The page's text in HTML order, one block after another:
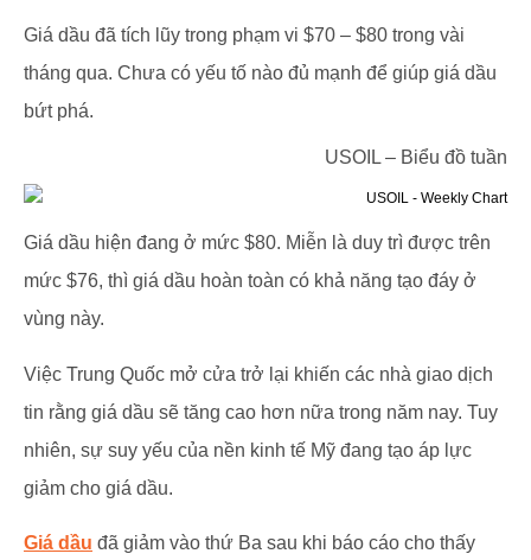
Giá dầu đã tích lũy trong phạm vi $70 – $80 trong vài
tháng qua. Chưa có yếu tố nào đủ mạnh để giúp giá dầu
bứt phá.
USOIL – Biểu đồ tuần
Giá dầu hiện đang ở mức $80. Miễn là duy trì được trên
mức $76, thì giá dầu hoàn toàn có khả năng tạo đáy ở
vùng này.
Việc Trung Quốc mở cửa trở lại khiến các nhà giao dịch
tin rằng giá dầu sẽ tăng cao hơn nữa trong năm nay. Tuy
nhiên, sự suy yếu của nền kinh tế Mỹ đang tạo áp lực
giảm cho giá dầu.
Giá dầu đã giảm vào thứ Ba sau khi báo cáo cho thấy